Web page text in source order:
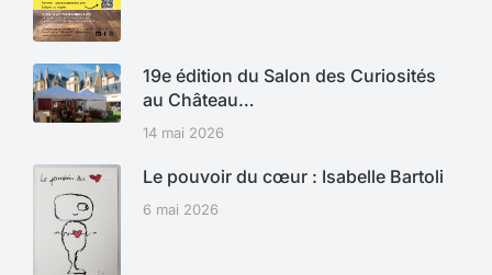
19e édition du Salon des Curiosités
au Château…
14 mai 2026
Le pouvoir du cœur : Isabelle Bartoli
6 mai 2026